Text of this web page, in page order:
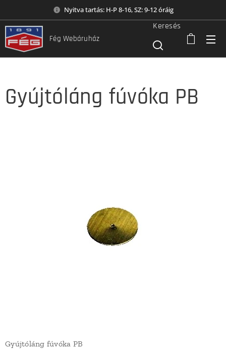
Nyitva tartás: H-P 8-16, SZ: 9-12 óráig
Fég Webáruház
Keresés
Gyújtóláng fúvóka PB
Gyújtóláng fúvóka PB